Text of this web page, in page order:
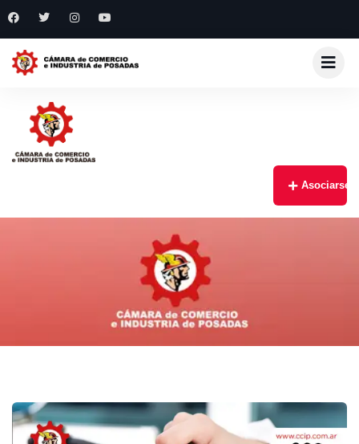
Asociarse